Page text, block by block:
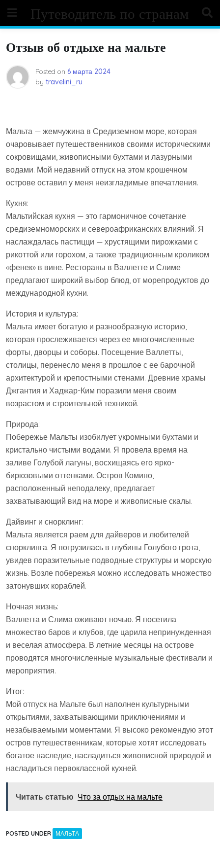
content
Путеводитель по странам
Отзыв об отдыхе на мальте
Posted on 6 марта 2024
by travelini_ru
Мальта — жемчужина в Средиземном море, которая
очаровывает путешественников своими историческими
сокровищами, живописными бухтами и лазурными
водами. Мой недавний отпуск на этом крошечном
острове оставил у меня неизгладимые впечатления.
Кухня:
Мальтийская кухня — это гармоничное сочетание
средиземноморских и североафриканских влияний. Я
наслаждалась пастицци — хрустящими пирожками с
рикоттой или горохом, а также традиционным кроликом
«фенек» в вине. Рестораны в Валлетте и Слиме
предлагают широкий выбор блюд, от морепродуктов до
международной кухни.
История и культура:
Мальта имеет богатую и разнообразную историю,
которая прослеживается через ее многочисленные
форты, дворцы и соборы. Посещение Валлетты,
столицы, перенесло меня в прошлое с ее барочной
архитектурой и крепостными стенами. Древние храмы
Джгантия и Хаджар-Ким поразили меня своим
возрастом и строительной техникой.
Природа:
Побережье Мальты изобилует укромными бухтами и
кристально чистыми водами. Я провела время на
заливе Голубой лагуны, восхищаясь его ярко-
бирюзовыми оттенками. Остров Комино,
расположенный неподалеку, предлагает
захватывающий вид на море и живописные скалы.
Дайвинг и снорклинг:
Мальта является раем для дайверов и любителей
снорклинга. Я погрузилась в глубины Голубого грота,
увидев поразительные подводные структуры и морскую
жизнь. Возле побережья можно исследовать множество
затонувших кораблей.
Ночная жизнь:
Валлетта и Слима оживают ночью. Я посетила
множество баров и клубов, где царила непринужденная
и веселая атмосфера. В летние месяцы на острове
проводятся многочисленные музыкальные фестивали и
мероприятия.
Итог:
Мой отпуск на Мальте был наполнен культурными
открытиями, захватывающими приключениями и
незабываемыми моментами. Я высоко рекомендую этот
остров путешественникам, которые хотят исследовать
богатое наследие, насладиться живописной природой и
насладиться первоклассной кухней.
Читать статью Что за отдых на мальте
POSTED UNDER МАЛЬТА